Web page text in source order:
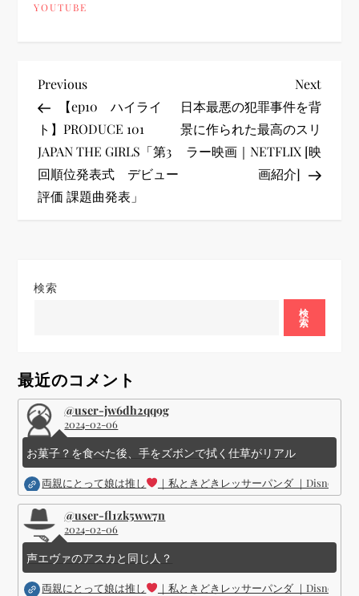
YOUTUBE
投
稿
ナ
ビ
ー
ン
Previous
Post
Previous
【ep10 ハイライ
ト】PRODUCE 101
JAPAN THE GIRLS「第3
回順位発表式 デビュー
評価 課題曲発表」
Next
Post
Next
日本最悪の犯罪事件を背
景に作られた最高のスリ
ラー映画｜NETFLIX [映
画紹介]
検索
検
索
最近のコメント
@user-jw6dh2qq9g
2024-02-06
お菓子？を食べた後、手をズボンで拭く仕草がリアル
両親にとって娘は推し ｜私ときどきレッサーパンダ ｜Disney (
@user-fl1zk5ww7n
2024-02-06
声エヴァのアスカと同じ人？
両親にとって娘は推し ｜私ときどきレッサーパンダ ｜Disney (